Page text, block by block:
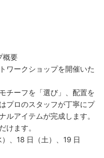
概要
ワークショップを開催いた
チーフを「選び」、配置を
プロのスタッフが丁寧にプ
ルアイテムが完成します。
けます。
、18 日（土）、19 日